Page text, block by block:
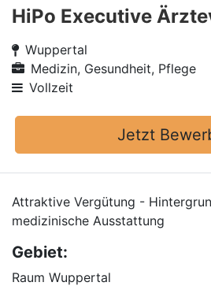
HiPo Executive
Wuppertal
Medizin, Gesundheit, Pflege
Vollzeit
Jetzt
Attraktive Vergütung -
medizinische Ausstattung
Gebiet:
Raum Wuppertal